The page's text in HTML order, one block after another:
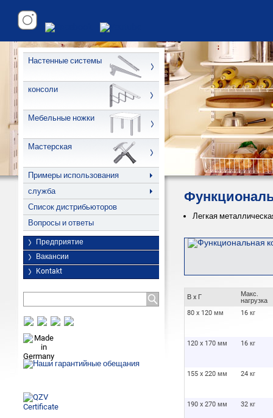
Настенные системы
консоли
Мебельные ножки
Мастерская
Примеры использования
служба
Список дистрибьюторов
Вопросы и ответы
Предприятие
Вакансии
Kontakt
Легкая
В x Г
Макс.
нагрузка
80 x 120 мм
16 кг
120 x 170 мм 16 кг
155 x 220 мм 24 кг
190 x 270 мм 32 кг